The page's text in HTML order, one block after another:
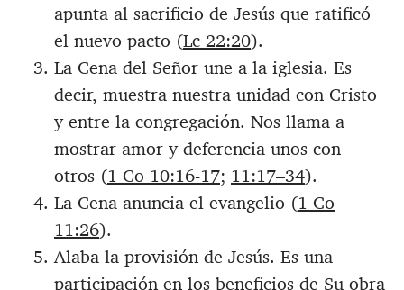
apunta al sacrificio de Jesús que ratificó
el nuevo pacto (Lc 22:20).
La Cena del Señor une a la iglesia. Es
decir, muestra nuestra unidad con Cristo
y entre la congregación. Nos llama a
mostrar amor y deferencia unos con
otros (1 Co 10:16-17; 11:17–34).
La Cena anuncia el evangelio (1 Co
11:26).
Alaba la provisión de Jesús. Es una
participación en los beneficios de Su obra